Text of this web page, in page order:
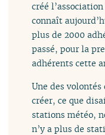
créé
connaît
plus de 2000
passé, pour la
adhérents cette
Une des
créer, ce que
stations météo,
n’y a plus de